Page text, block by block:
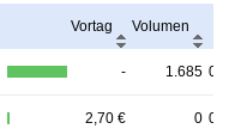
Vortag Volumen
- 1.685
2,70 € 0